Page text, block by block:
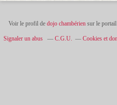
Voir le profil de dojo chambériensur le
Signaler un abus C.G.U. Cookies et